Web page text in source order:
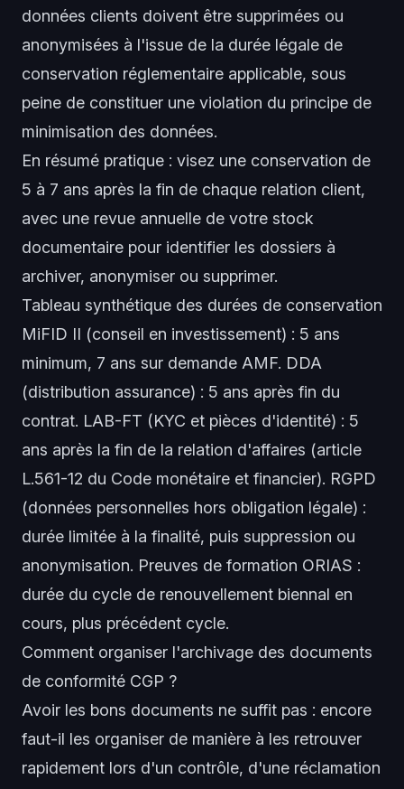
données clients doivent être supprimées ou
anonymisées à l'issue de la durée légale de
conservation réglementaire applicable, sous
peine de constituer une violation du principe de
minimisation des données.
En résumé pratique : visez une conservation de
5 à 7 ans après la fin de chaque relation client,
avec une revue annuelle de votre stock
documentaire pour identifier les dossiers à
archiver, anonymiser ou supprimer.
Tableau synthétique des durées de conservation
MiFID II (conseil en investissement) : 5 ans
minimum, 7 ans sur demande AMF. DDA
(distribution assurance) : 5 ans après fin du
contrat. LAB-FT (KYC et pièces d'identité) : 5
ans après la fin de la relation d'affaires (article
L.561-12 du Code monétaire et financier). RGPD
(données personnelles hors obligation légale) :
durée limitée à la finalité, puis suppression ou
anonymisation. Preuves de formation ORIAS :
durée du cycle de renouvellement biennal en
cours, plus précédent cycle.
Comment organiser l'archivage des documents
de conformité CGP ?
Avoir les bons documents ne suffit pas : encore
faut-il les organiser de manière à les retrouver
rapidement lors d'un contrôle, d'une réclamation